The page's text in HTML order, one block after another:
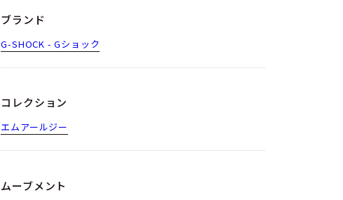
ブランド
G-SHOCK - Gショック
コレクション
エムアールジー
ムーブメント